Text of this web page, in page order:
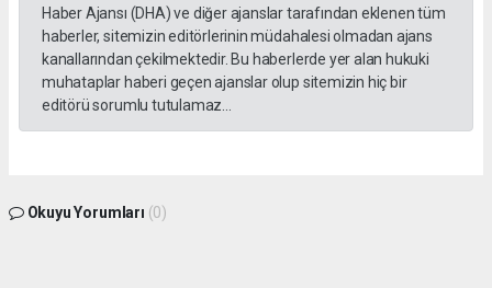
Haber Ajansı (DHA) ve diğer ajanslar tarafından eklenen tüm
haberler, sitemizin editörlerinin müdahalesi olmadan ajans
kanallarından çekilmektedir. Bu haberlerde yer alan hukuki
muhataplar haberi geçen ajanslar olup sitemizin hiç bir
editörü sorumlu tutulamaz...
Okuyu Yorumları (0)